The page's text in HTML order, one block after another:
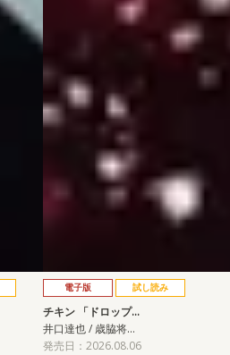
電子版 試し読み
チキン 「ドロップ…
井口達也 / 歳脇将…
発売日：2026.08.06